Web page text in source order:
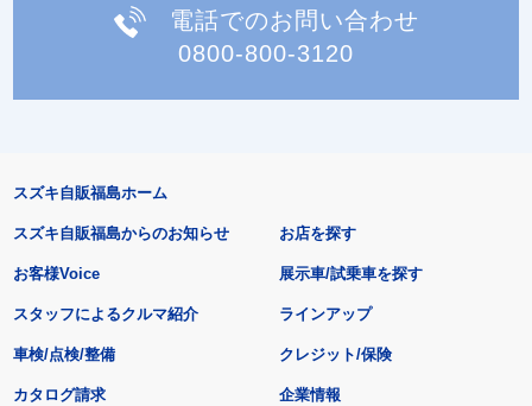
電話でのお問い合わせ
0800-800-3120
スズキ自販福島ホーム
スズキ自販福島からのお知らせ
お客様Voice
スタッフによるクルマ紹介
お店を探す
展示車/試乗車を探す
ラインアップ
車検/点検/整備 クレジット/保険
カタログ請求 企業情報